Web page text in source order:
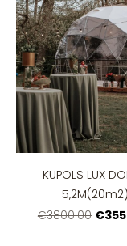
KUPOLS LUX
5,2M(20m2)
€3800.00